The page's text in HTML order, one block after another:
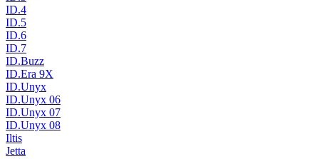
ID.4
ID.5
ID.6
ID.7
ID.Buzz
ID.Era 9X
ID.Unyx
ID.Unyx 06
ID.Unyx 07
ID.Unyx 08
Iltis
Jetta